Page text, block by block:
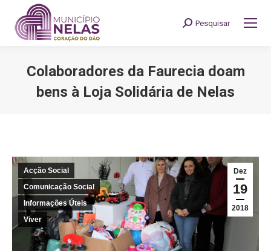
Search:
Pesquisar
Colaboradores da Faurecia doam
bens à Loja Solidária de Nelas
Dez
19
2018
Acção Social
Comunicação Social
Informações Úteis
Viver